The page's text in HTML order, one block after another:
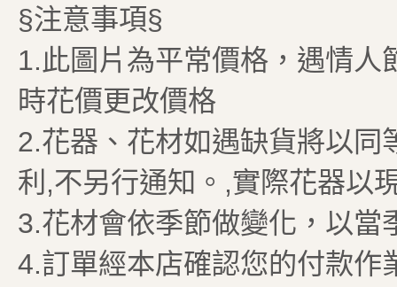
§注意事項§
1.此圖片為平常價格，遇情
時花價更改價格
2.花器、花材如遇缺貨將以同
利,不另行通知。,實際花器以
3.花材會依季節做變化，以當
4.訂單經本店確認您的付款作